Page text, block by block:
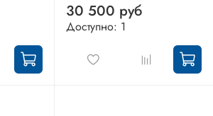
30 500 руб
Доступно: 1